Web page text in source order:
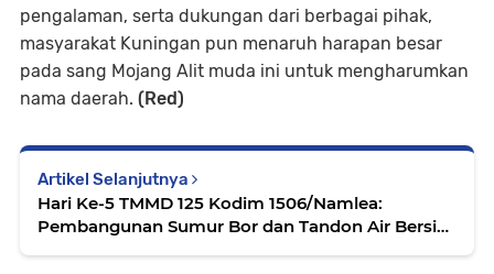
pengalaman, serta dukungan dari berbagai pihak,
masyarakat Kuningan pun menaruh harapan besar
pada sang Mojang Alit muda ini untuk mengharumkan
nama daerah. (Red)
Artikel Selanjutnya
Hari Ke-5 TMMD 125 Kodim 1506/Namlea:
Pembangunan Sumur Bor dan Tandon Air Bersih